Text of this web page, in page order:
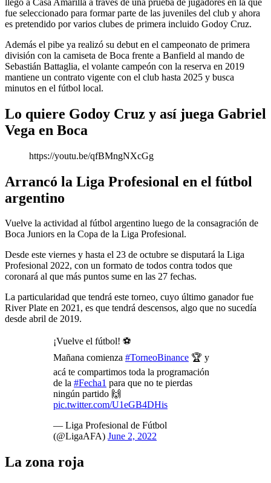
fue seleccionado para formar parte de las juveniles del club y ahora
es pretendido por varios clubes de primera incluido Godoy Cruz.
Además el pibe ya realizó su debut en el campeonato de primera
división con la camiseta de Boca frente a Banfield al mando de
Sebastián Battaglia, el volante campeón con la reserva en 2019
mantiene un contrato vigente con el club hasta 2025 y busca
minutos en el fútbol local.
Lo quiere Godoy Cruz y así juega Gabriel
Vega en Boca
https://youtu.be/qfBMngNXcGg
Arrancó la Liga Profesional en el fútbol
argentino
Vuelve la actividad al fútbol argentino luego de la consagración de
Boca Juniors en la Copa de la Liga Profesional.
Desde este viernes y hasta el 23 de octubre se disputará la Liga
Profesional 2022, con un formato de todos contra todos que
coronará al que más puntos sume en las 27 fechas.
La particularidad que tendrá este torneo, cuyo último ganador fue
River Plate en 2021, es que tendrá descensos, algo que no sucedía
desde abril de 2019.
¡Vuelve el fútbol! ⚽
Mañana comienza #TorneoBinance 🏆 y
acá te compartimos toda la programación
de la #Fecha1 para que no te pierdas
ningún partido 🙌
pic.twitter.com/U1eGB4DHis
— Liga Profesional de Fútbol
(@LigaAFA) June 2, 2022
La zona roja